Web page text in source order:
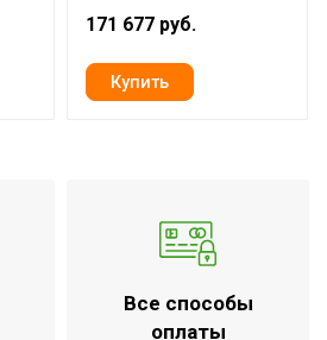
Настенный
0.232
171 677 руб.
Все способы
оплаты